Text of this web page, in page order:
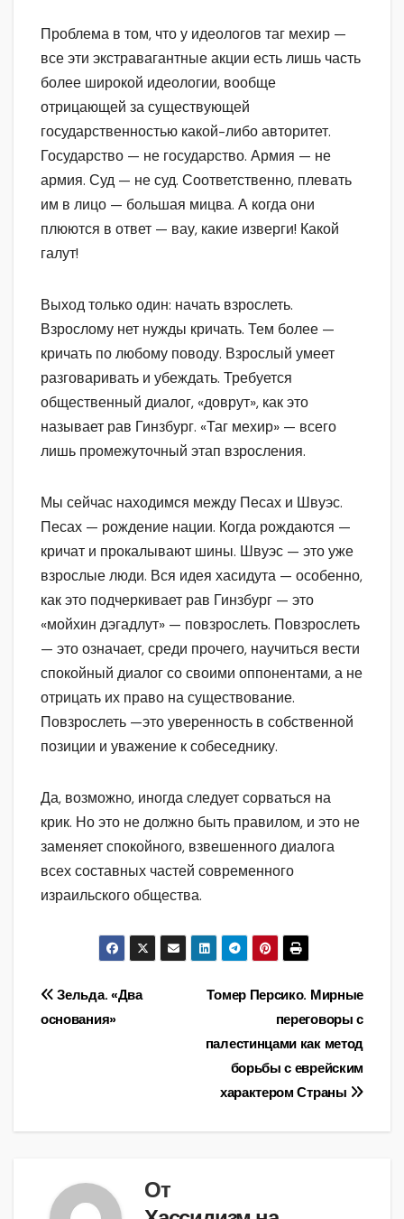
Проблема в том, что у идеологов таг мехир —
все эти экстравагантные акции есть лишь часть
более широкой идеологии, вообще
отрицающей за существующей
государственностью какой-либо авторитет.
Государство — не государство. Армия — не
армия. Суд — не суд. Соответственно, плевать
им в лицо — большая мицва. А когда они
плюются в ответ — вау, какие изверги! Какой
галут!
Выход только один: начать взрослеть.
Взрослому нет нужды кричать. Тем более —
кричать по любому поводу. Взрослый умеет
разговаривать и убеждать. Требуется
общественный диалог, «доврут», как это
называет рав Гинзбург. «Таг мехир» — всего
лишь промежуточный этап взросления.
Мы сейчас находимся между Песах и Швуэс.
Песах — рождение нации. Когда рождаются —
кричат и прокалывают шины. Швуэс — это уже
взрослые люди. Вся идея хасидута — особенно,
как это подчеркивает рав Гинзбург — это
«мойхин дэгадлут» — повзрослеть. Повзрослеть
— это означает, среди прочего, научиться вести
спокойный диалог со своими оппонентами, а не
отрицать их право на существование.
Повзрослеть —это уверенность в собственной
позиции и уважение к собеседнику.
Да, возможно, иногда следует сорваться на
крик. Но это не должно быть правилом, и это не
заменяет спокойного, взвешенного диалога
всех составных частей современного
израильского общества.
Навигация
Томер Персико. Мирные
переговоры с
палестинцами как метод
борьбы с еврейским
характером Страны
Зельда. «Два
основания»
От